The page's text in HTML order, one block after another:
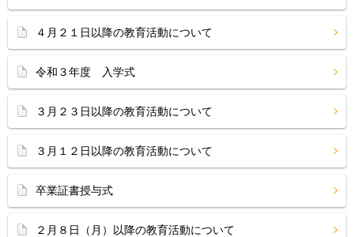
４月２１日以降の教育活動について
令和３年度 入学式
３月２３日以降の教育活動について
３月１２日以降の教育活動について
卒業証書授与式
２月８日（月）以降の教育活動について